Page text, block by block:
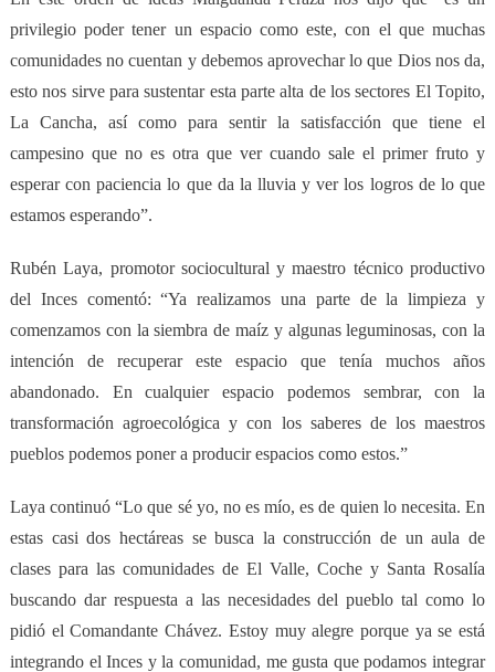
privilegio poder tener un espacio como este, con el que muchas
comunidades no cuentan y debemos aprovechar lo que Dios nos da,
esto nos sirve para sustentar esta parte alta de los sectores El Topito,
La Cancha, así como para sentir la satisfacción que tiene el
campesino que no es otra que ver cuando sale el primer fruto y
esperar con paciencia lo que da la lluvia y ver los logros de lo que
estamos esperando”.
Rubén Laya, promotor sociocultural y maestro técnico productivo
del Inces comentó: “Ya realizamos una parte de la limpieza y
comenzamos con la siembra de maíz y algunas leguminosas, con la
intención de recuperar este espacio que tenía muchos años
abandonado. En cualquier espacio podemos sembrar, con la
transformación agroecológica y con los saberes de los maestros
pueblos podemos poner a producir espacios como estos.”
Laya continuó “Lo que sé yo, no es mío, es de quien lo necesita. En
estas casi dos hectáreas se busca la construcción de un aula de
clases para las comunidades de El Valle, Coche y Santa Rosalía
buscando dar respuesta a las necesidades del pueblo tal como lo
pidió el Comandante Chávez. Estoy muy alegre porque ya se está
integrando el Inces y la comunidad, me gusta que podamos integrar